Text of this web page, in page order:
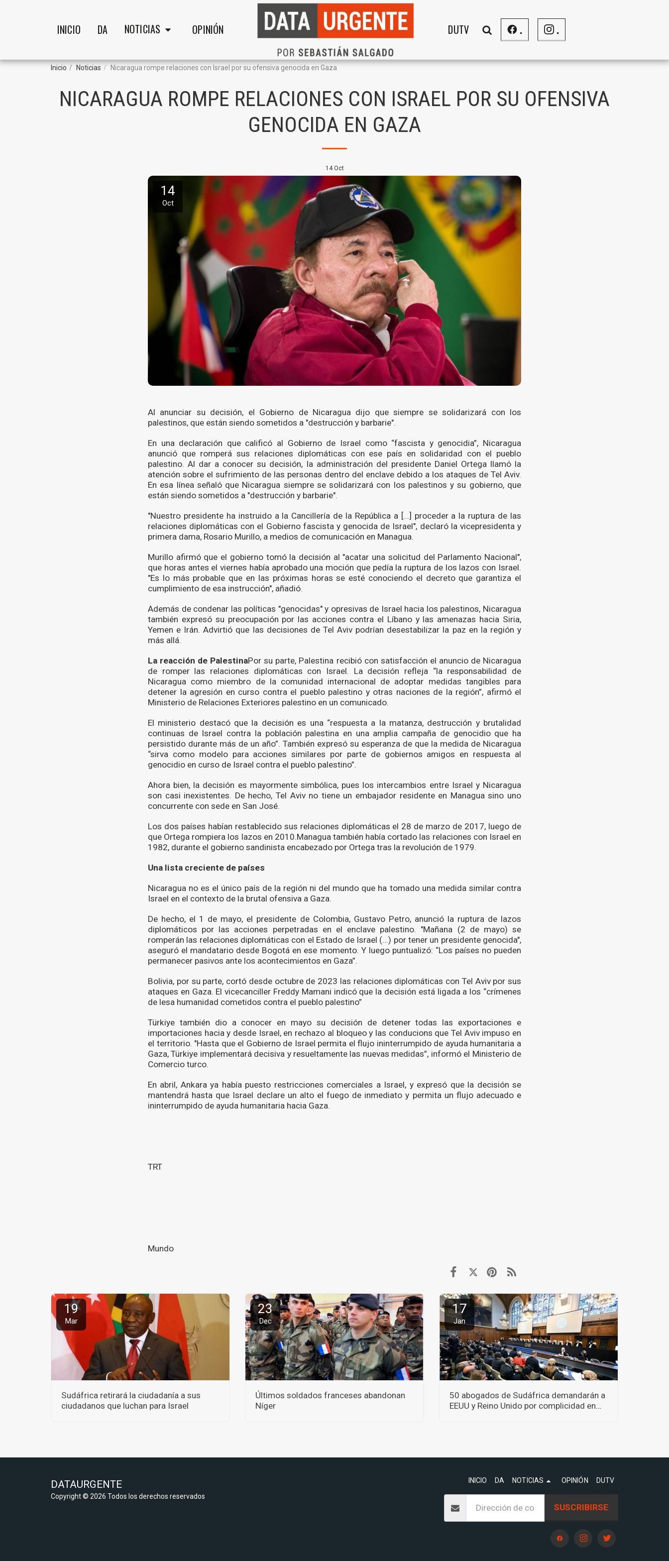
INICIO DA NOTICIAS OPINIÓN DUTV . .
Inicio Noticias Nicaragua rompe relaciones con Israel por su ofensiva genocida en Gaza
NICARAGUA ROMPE RELACIONES CON ISRAEL POR SU OFENSIVA
GENOCIDA EN GAZA
14Oct
14
Oct
Al anunciar su decisión, el Gobierno de Nicaragua dijo que siempre se solidarizará con los
palestinos, que están siendo sometidos a "destrucción y barbarie".
En una declaración que calificó al Gobierno de Israel como “fascista y genocidia”, Nicaragua
anunció que romperá sus relaciones diplomáticas con ese país en solidaridad con el pueblo
palestino. Al dar a conocer su decisión, la administración del presidente Daniel Ortega llamó la
atención sobre el sufrimiento de las personas dentro del enclave debido a los ataques de Tel Aviv.
En esa línea señaló que Nicaragua siempre se solidarizará con los palestinos y su gobierno, que
están siendo sometidos a "destrucción y barbarie".
"Nuestro presidente ha instruido a la Cancillería de la República a [...] proceder a la ruptura de las
relaciones diplomáticas con el Gobierno fascista y genocida de Israel", declaró la vicepresidenta y
primera dama, Rosario Murillo, a medios de comunicación en Managua.
Murillo afirmó que el gobierno tomó la decisión al "acatar una solicitud del Parlamento Nacional",
que horas antes el viernes había aprobado una moción que pedía la ruptura de los lazos con Israel.
"Es lo más probable que en las próximas horas se esté conociendo el decreto que garantiza el
cumplimiento de esa instrucción", añadió.
Además de condenar las políticas "genocidas" y opresivas de Israel hacia los palestinos, Nicaragua
también expresó su preocupación por las acciones contra el Líbano y las amenazas hacia Siria,
Yemen e Irán. Advirtió que las decisiones de Tel Aviv podrían desestabilizar la paz en la región y
más allá.
La reacción de PalestinaPor su parte, Palestina recibió con satisfacción el anuncio de Nicaragua
de romper las relaciones diplomáticas con Israel. La decisión refleja “la responsabilidad de
Nicaragua como miembro de la comunidad internacional de adoptar medidas tangibles para
detener la agresión en curso contra el pueblo palestino y otras naciones de la región”, afirmó el
Ministerio de Relaciones Exteriores palestino en un comunicado.
El ministerio destacó que la decisión es una “respuesta a la matanza, destrucción y brutalidad
continuas de Israel contra la población palestina en una amplia campaña de genocidio que ha
persistido durante más de un año”. También expresó su esperanza de que la medida de Nicaragua
“sirva como modelo para acciones similares por parte de gobiernos amigos en respuesta al
genocidio en curso de Israel contra el pueblo palestino”.
Ahora bien, la decisión es mayormente simbólica, pues los intercambios entre Israel y Nicaragua
son casi inexistentes. De hecho, Tel Aviv no tiene un embajador residente en Managua sino uno
concurrente con sede en San José.
Los dos países habían restablecido sus relaciones diplomáticas el 28 de marzo de 2017, luego de
que Ortega rompiera los lazos en 2010.Managua también había cortado las relaciones con Israel en
1982, durante el gobierno sandinista encabezado por Ortega tras la revolución de 1979.
Una lista creciente de países
Nicaragua no es el único país de la región ni del mundo que ha tomado una medida similar contra
Israel en el contexto de la brutal ofensiva a Gaza.
De hecho, el 1 de mayo, el presidente de Colombia, Gustavo Petro, anunció la ruptura de lazos
diplomáticos por las acciones perpetradas en el enclave palestino. "Mañana (2 de mayo) se
romperán las relaciones diplomáticas con el Estado de Israel (...) por tener un presidente genocida",
aseguró el mandatario desde Bogotá en ese momento. Y luego puntualizó: “Los países no pueden
permanecer pasivos ante los acontecimientos en Gaza”.
Bolivia, por su parte, cortó desde octubre de 2023 las relaciones diplomáticas con Tel Aviv por sus
ataques en Gaza. El vicecanciller Freddy Mamani indicó que la decisión está ligada a los “crímenes
de lesa humanidad cometidos contra el pueblo palestino”
Türkiye también dio a conocer en mayo su decisión de detener todas las exportaciones e
importaciones hacia y desde Israel, en rechazo al bloqueo y las conducions que Tel Aviv impuso en
el territorio. "Hasta que el Gobierno de Israel permita el flujo ininterrumpido de ayuda humanitaria a
Gaza, Türkiye implementará decisiva y resueltamente las nuevas medidas”, informó el Ministerio de
Comercio turco.
En abril, Ankara ya había puesto restricciones comerciales a Israel, y expresó que la decisión se
mantendrá hasta que Israel declare un alto el fuego de inmediato y permita un flujo adecuado e
ininterrumpido de ayuda humanitaria hacia Gaza.
TRT
Mundo
19
Mar
Sudáfrica retirará la ciudadanía a sus
ciudadanos que luchan para Israel
23
Dec
Últimos soldados franceses abandonan
Níger
17
Jan
50 abogados de Sudáfrica demandarán a
EEUU y Reino Unido por complicidad en
DATAURGENTE
Copyright © 2026 Todos los derechos reservados
INICIO DA NOTICIAS OPINIÓN DUTV
SUSCRIBIRSE